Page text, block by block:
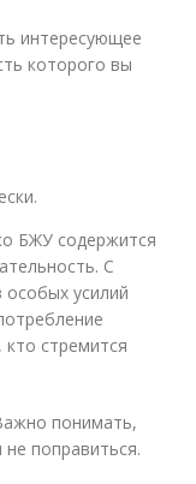
интересующее
которого вы
БЖУ содержится
С
усилий
стремится
понимать,
поправиться.